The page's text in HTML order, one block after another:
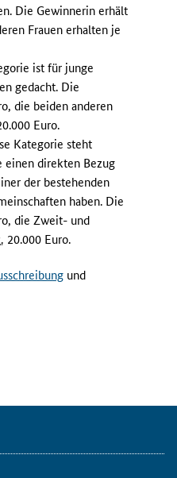
Die Gewinnerin erhält
Frauen erhalten je
ist für junge
gedacht. Die
die beiden anderen
Euro.
Kategorie steht
direkten Bezug
der bestehenden
haben. Die
die Zweit- und
20.000 Euro.
und